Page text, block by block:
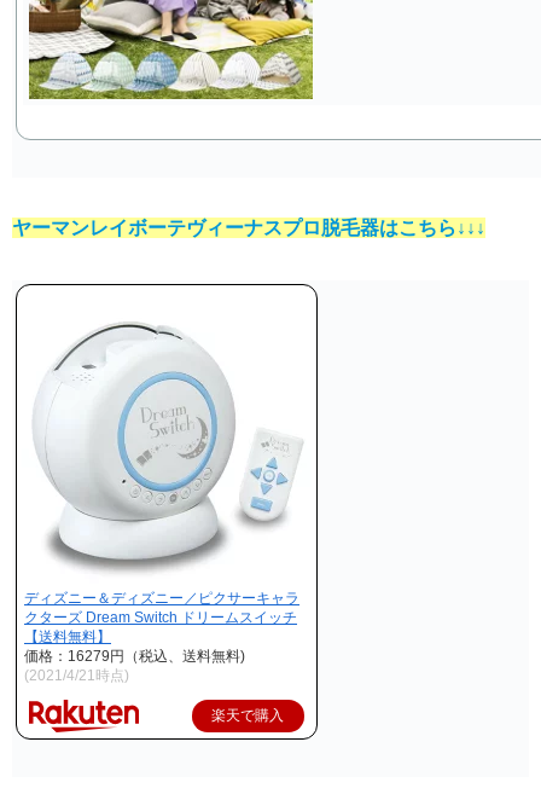
ヤーマンレイボーテヴィーナスプロ脱毛器はこちら↓↓↓
ディズニー＆ディズニー／ピクサーキャラ
クターズ Dream Switch ドリームスイッチ
【送料無料】
価格：16279円（税込、送料無料)
(2021/4/21時点)
楽天で購入